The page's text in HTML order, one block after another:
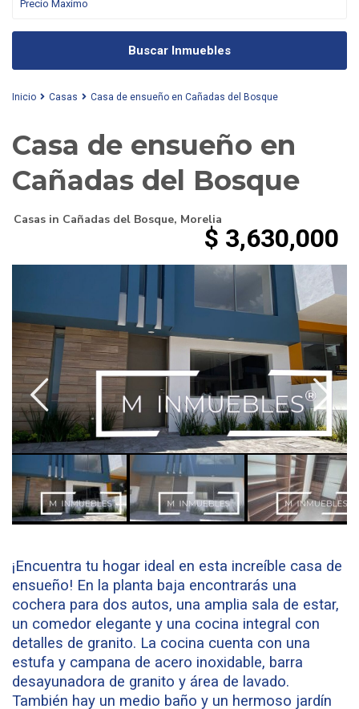
Buscar Inmuebles
Inicio Casas Casa de ensueño en Cañadas del Bosque
Casa de ensueño en
Cañadas del Bosque
Casas in Cañadas del Bosque, Morelia
$ 3,630,000
¡Encuentra tu hogar ideal en esta increíble casa de
ensueño! En la planta baja encontrarás una
cochera para dos autos, una amplia sala de estar,
un comedor elegante y una cocina integral con
detalles de granito. La cocina cuenta con una
estufa y campana de acero inoxidable, barra
desayunadora de granito y área de lavado.
También hay un medio baño y un hermoso jardín